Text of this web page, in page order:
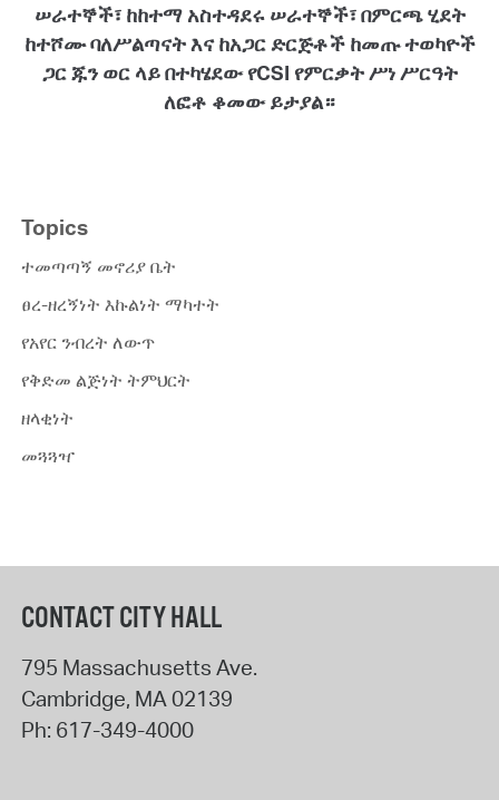
ሠራተኞች፣ ከከተማ አስተዳደሩ ሠራተኞች፣ በምርጫ ሂደት
ከተሾሙ ባለሥልጣናት እና ከአጋር ድርጅቶች ከመጡ ተወካዮች
ጋር ጁን ወር ላይ በተካሄደው የCSI የምርቃት ሥነ ሥርዓት
ለፎቶ ቆመው ይታያል።
Topics
ተመጣጣኝ መኖሪያ ቤት
ፀረ-ዘረኝነት እኩልነት ማካተት
የአየር ንብረት ለውጥ
የቅድመ ልጅነት ትምህርት
ዘላቂነት
መጓጓዣ
CONTACT CITY HALL
795 Massachusetts Ave.
Cambridge, MA02139
Ph: 617-349-4000